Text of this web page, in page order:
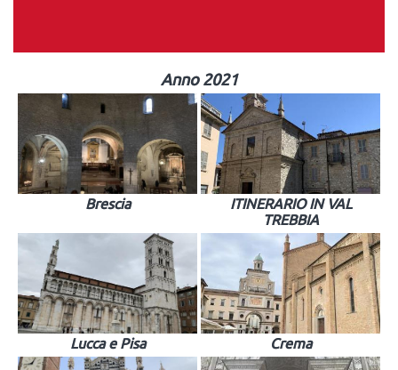
Anno 2021
Brescia
ITINERARIO IN VAL
TREBBIA
Lucca e Pisa Crema